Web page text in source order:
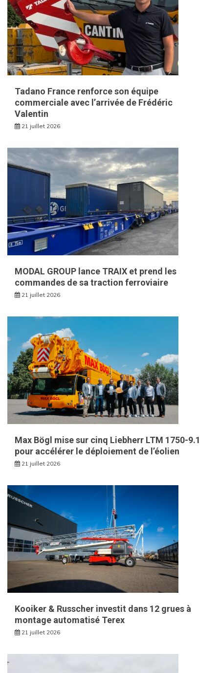
Tadano France renforce son équipe
commerciale avec l’arrivée de Frédéric
Valentin
21 juillet 2026
MODAL GROUP lance TRAIX et prend les
commandes de sa traction ferroviaire
21 juillet 2026
Max Bögl mise sur cinq Liebherr LTM 1750-9.1
pour accélérer le déploiement de l’éolien
21 juillet 2026
Kooiker & Russcher investit dans 12 grues à
montage automatisé Terex
21 juillet 2026